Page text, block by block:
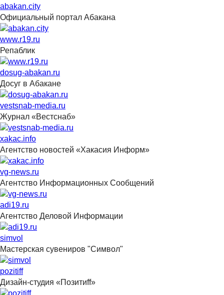
abakan.city
Официальный портал Абакана
www.r19.ru
Репаблик
dosug-abakan.ru
Досуг в Абакане
vestsnab-media.ru
Журнал «Вестснаб»
xakac.info
Агентство новостей «Хакасия Информ»
vg-news.ru
Агентство Информационных Сообщений
adi19.ru
Агентство Деловой Информации
simvol
Мастерская сувениров "Символ"
pozitiff
Дизайн-студия «Позитиff»